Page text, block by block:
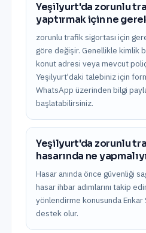
Yeşilyurt'da zorunlu
yaptırmak için ne
zorunlu trafik sigortası için
göre değişir. Genellikle kimlik
konut adresi veya mevcut
Yeşilyurt'daki talebiniz için
WhatsApp üzerinden bilgi
başlatabilirsiniz.
Yeşilyurt'da zorunlu
hasarında ne
Hasar anında önce güvenliği
hasar ihbar adımlarını takip
yönlendirme konusunda
destek olur.